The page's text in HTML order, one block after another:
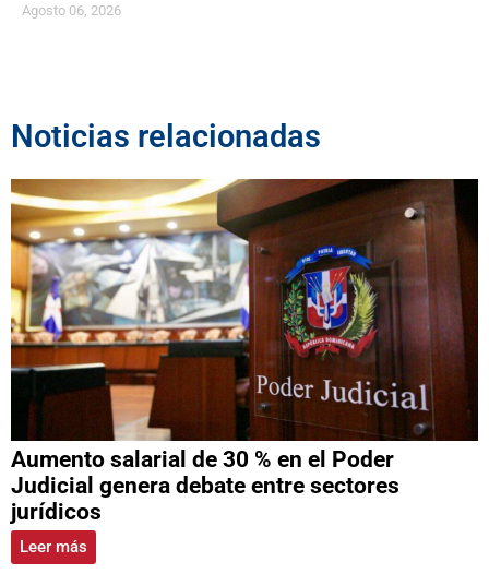
Agosto 06, 2026
Noticias relacionadas
Aumento salarial de 30 % en el Poder
Judicial genera debate entre sectores
jurídicos
Leer más